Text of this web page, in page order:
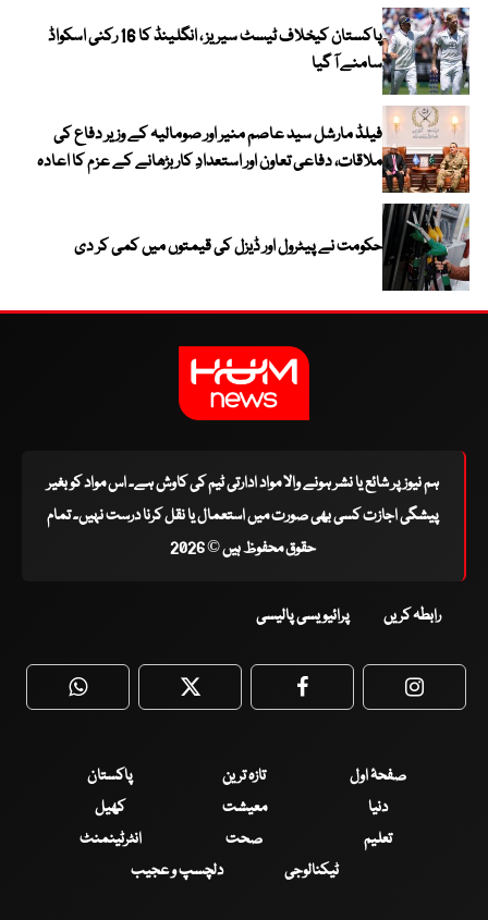
پاکستان کیخلاف ٹیسٹ سیریز ، انگلینڈ کا 16 رکنی اسکواڈ
سامنے آ گیا
فیلڈ مارشل سید عاصم منیر اور صومالیہ کے وزیر دفاع کی
ملاقات، دفاعی تعاون اور استعدادِ کار بڑھانے کے عزم کا اعادہ
حکومت نے پیٹرول اور ڈیزل کی قیمتوں میں کمی کر دی
ہم نیوز پر شائع یا نشر ہونے والا مواد ادارتی ٹیم کی کاوش ہے۔ اس مواد کو بغیر
پیشگی اجازت کسی بھی صورت میں استعمال یا نقل کرنا درست نہیں۔ تمام
حقوق محفوظ ہیں © 2026
رابطہ کریں پرائیویسی پالیسی
WhatsApp Twitter Facebook
صفحۂ اول تازہ ترین
پاکستان
دنیا
معیشت
کھیل
تعلیم
صحت
انٹرٹینمنٹ
ٹیکنالوجی
دلچسپ و عجیب